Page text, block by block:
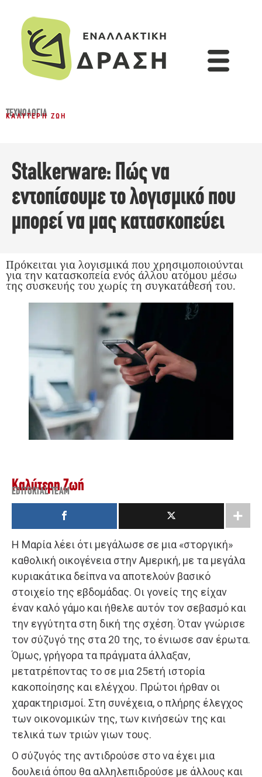
ΤΕΧΝΟΛΟΓΊΑ
ΚΑΛΎΤΕΡΗ ΖΩΉ
Stalkerware: Πώς να
εντοπίσουμε το λογισμικό που
μπορεί να μας κατασκοπεύει
Πρόκειται για λογισμικά που χρησιμοποιούνται
για την κατασκοπεία ενός άλλου ατόμου μέσω
της συσκευής του χωρίς τη συγκατάθεσή του.
Καλύτερη Ζωή
EDITORIAL TEAM
Η Μαρία λέει ότι μεγάλωσε σε μια «στοργική»
καθολική οικογένεια στην Αμερική, με τα μεγάλα
κυριακάτικα δείπνα να αποτελούν βασικό
στοιχείο της εβδομάδας. Οι γονείς της είχαν
έναν καλό γάμο και ήθελε αυτόν τον σεβασμό και
την εγγύτητα στη δική της σχέση. Όταν γνώρισε
τον σύζυγό της στα 20 της, το ένιωσε σαν έρωτα.
Όμως, γρήγορα τα πράγματα άλλαξαν,
μετατρέποντας το σε μια 25ετή ιστορία
κακοποίησης και ελέγχου. Πρώτοι ήρθαν οι
χαρακτηρισμοί. Στη συνέχεια, ο πλήρης έλεγχος
των οικονομικών της, των κινήσεών της και
τελικά των τριών γιων τους.
Ο σύζυγός της αντιδρούσε στο να έχει μια
δουλειά όπου θα αλληλεπιδρούσε με άλλους και